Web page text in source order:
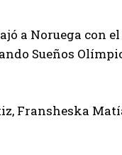
a Noruega con
Sueños
Fransheska